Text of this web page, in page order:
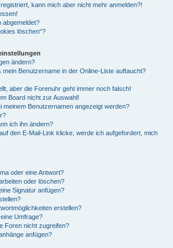
kann mich aber nicht mehr anmelden?!
abgemeldet?
löschen“?
ändern?
Benutzername in der Online-Liste auftaucht?
aber die Forenuhr geht immer noch falsch!
Board nicht zur Auswahl!
meinem Benutzernamen angezeigt werden?
ich ihn ändern?
den E-Mail-Link klicke, werde ich aufgefordert, mich
oder eine Antwort?
oder löschen?
Signatur anfügen?
erstellen?
Umfrage?
Foren nicht zugreifen?
anfügen?